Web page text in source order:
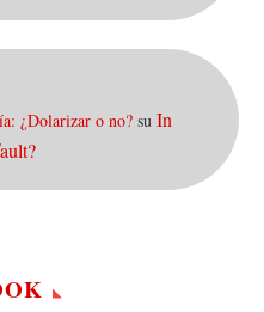
¿Dolarizar o no? su In